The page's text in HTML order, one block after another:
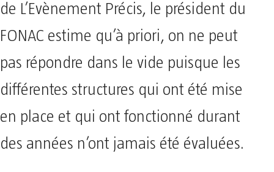
de L’Evènement Précis, le président du
FONAC estime qu’à priori, on ne peut
pas répondre dans le vide puisque les
différentes structures qui ont été mise
en place et qui ont fonctionné durant
des années n’ont jamais été évaluées.